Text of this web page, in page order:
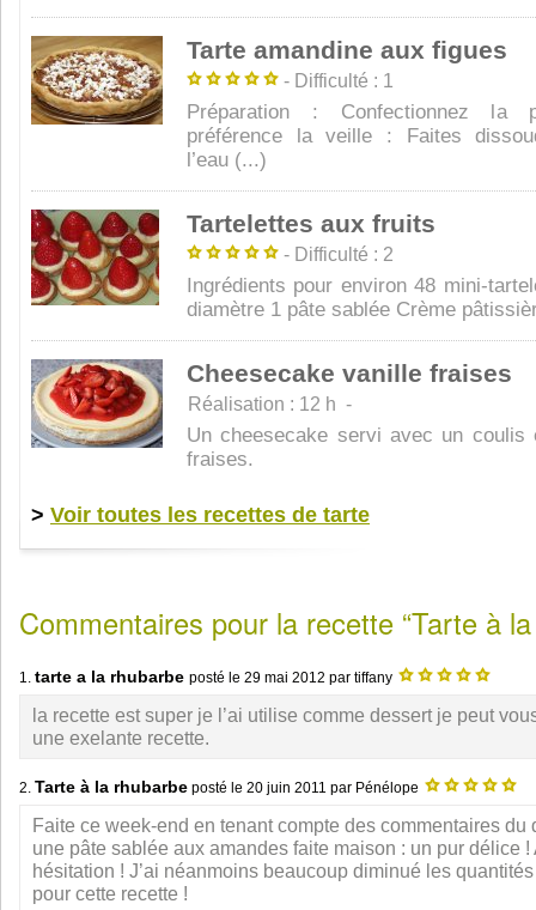
Tarte amandine aux figues
- Difficulté : 1
Préparation : Confectionnez la
préférence la veille : Faites
l’eau (...)
Tartelettes aux fruits
- Difficulté : 2
Ingrédients pour environ 48 mini-
diamètre 1 pâte sablée Crème
Cheesecake vanille fraises
Réalisation : 12 h -
Un cheesecake servi avec un coulis
fraises.
> Voir toutes les recettes de tarte
Commentaires pour la recette “Tarte à
1. tarte a la rhubarbe posté le 29 mai 2012 par tiffany
la recette est super je l’ai utilise comme dessert je peut
une exelante recette.
2. Tarte à la rhubarbe posté le 20 juin 2011 par Pénélope
Faite ce week-end en tenant compte des commentaires du
une pâte sablée aux amandes faite maison : un pur délice !
hésitation ! J’ai néanmoins beaucoup diminué les
pour cette recette !